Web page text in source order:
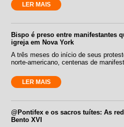
LER MAIS
Bispo é preso entre manifestantes
igreja em Nova York
A três meses do início de seus
norte-americano, centenas de
LER MAIS
@Pontifex e os sacros tuítes: As
Bento XVI